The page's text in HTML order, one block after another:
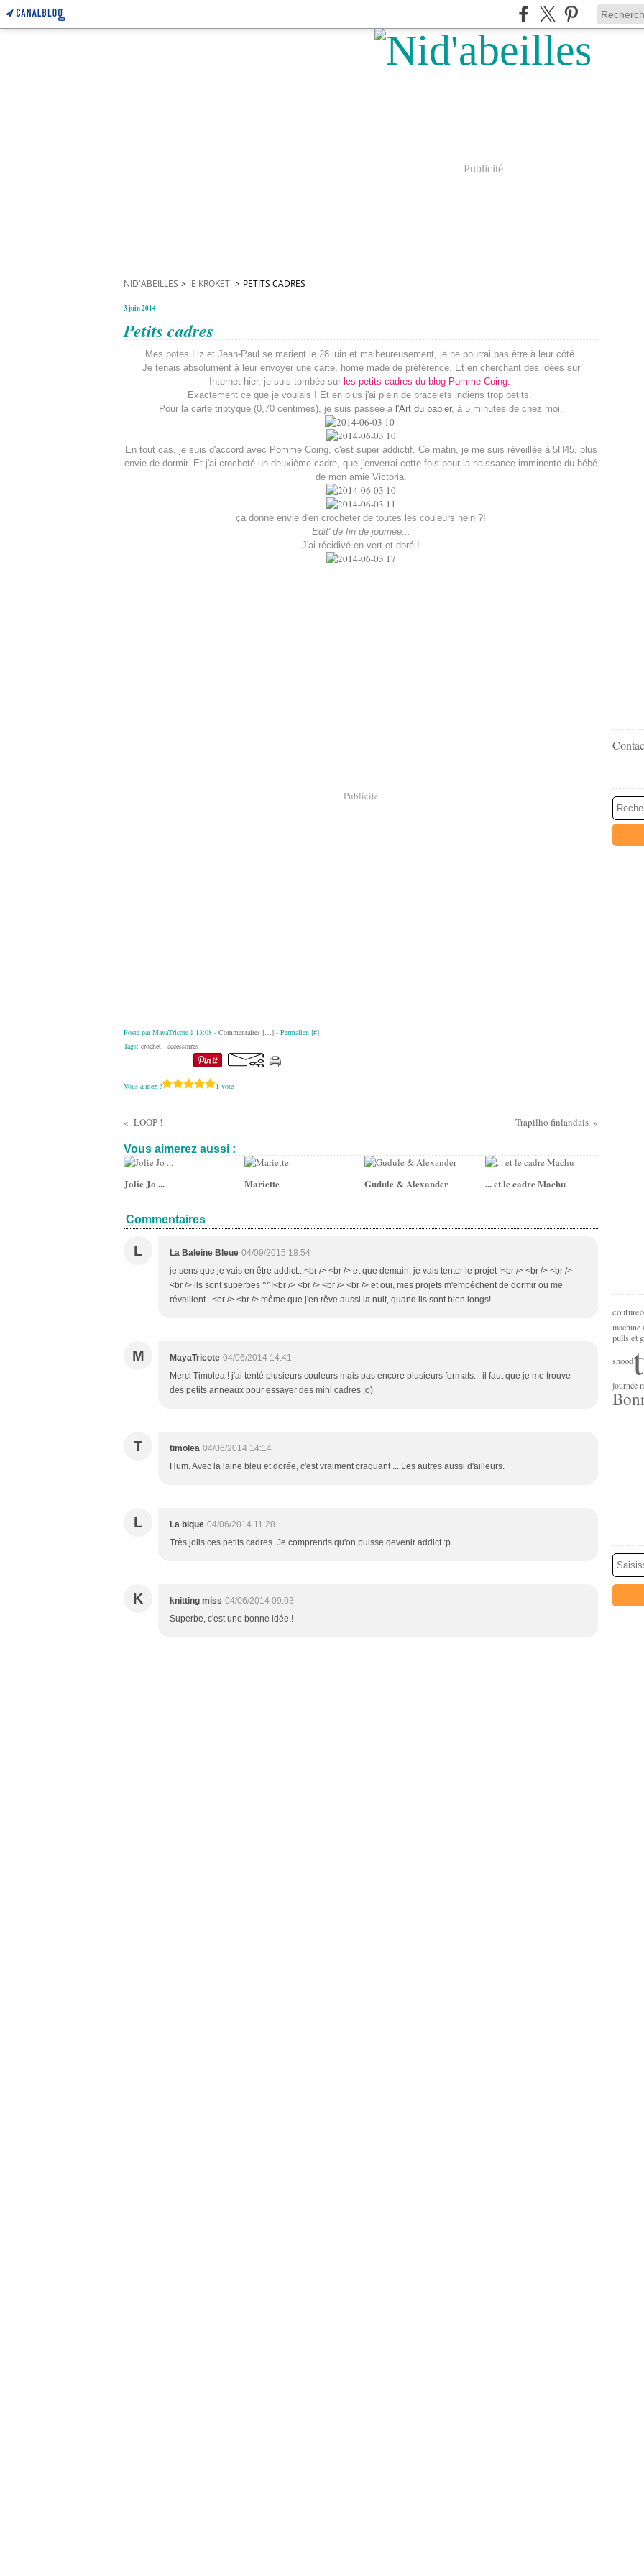
Publicité
NID'ABEILLES > JE KROKET' > PETITS CADRES
3 juin 2014
Petits cadres
Mes potes Liz et Jean-Paul se marient le 28 juin et malheureusement, je ne pourrai pas être à leur côté.
Je tenais absolument à leur envoyer une carte, home made de préférence. Et en cherchant des idées sur
Internet hier, je suis tombée sur les petits cadres du blog Pomme Coing.
Exactement ce que je voulais ! Et en plus j'ai plein de bracelets indiens trop petits.
Pour la carte triptyque (0,70 centimes), je suis passée à l'Art du papier, à 5 minutes de chez moi.
En tout cas, je suis d'accord avec Pomme Coing, c'est super addictif. Ce matin, je me suis réveillée à 5H45, plus
envie de dormir. Et j'ai crocheté un deuxième cadre, que j'enverrai cette fois pour la naissance imminente du bébé
de mon amie Victoria.
ça donne envie d'en crocheter de toutes les couleurs hein ?!
Edit' de fin de journée...
J'ai récidivé en vert et doré !
Publicité
Posté par MayaTricote à 13:08 - Commentaires […] - Permalien [#]
Tags: crochet, accessoires
Vous aimez ? 1 vote
LOOP ! Trapilho finlandais
Vous aimerez aussi :
Jolie Jo ... Mariette Gudule & Alexander ... et le cadre Machu
Commentaires
L La Baleine Bleue 04/09/2015 18:54
je sens que je vais en être addict...<br /> <br /> et que demain, je vais tenter le projet !<br /> <br /> <br />
<br /> ils sont superbes ^^!<br /> <br /> <br /> <br /> et oui, mes projets m'empêchent de dormir ou me
réveillent...<br /> <br /> même que j'en rêve aussi la nuit, quand ils sont bien longs!
M MayaTricote 04/06/2014 14:41
Merci Timolea ! j'ai tenté plusieurs couleurs mais pas encore plusieurs formats... il faut que je me trouve
des petits anneaux pour essayer des mini cadres ;o)
T timolea 04/06/2014 14:14
Hum. Avec la laine bleu et dorée, c'est vraiment craquant ... Les autres aussi d'ailleurs.
L La bique 04/06/2014 11:28
Très jolis ces petits cadres. Je comprends qu'on puisse devenir addict :p
K knitting miss 04/06/2014 09:03
Superbe, c'est une bonne idée !
couture
machine
pulls et
snood
journée